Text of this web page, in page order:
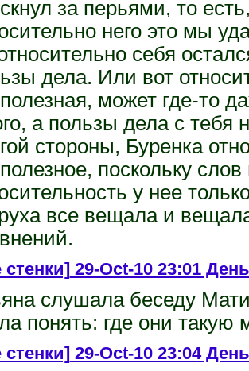
за перьями, то
него это мы
себя
дела. Или вот
может где-то
а пользы дела с тебя
стороны, Буренка
поскольку
у нее
все вещала и
стенки]29-Oct-10 23:01
слушала беседу
понять: где они такую
стенки]29-Oct-10 23:04